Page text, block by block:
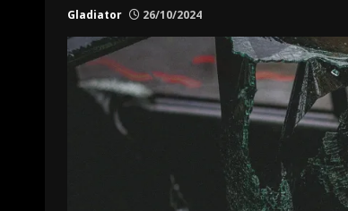
Gladiator 26/10/2024